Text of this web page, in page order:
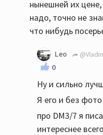
нынешней их
надо, точно не
что нибудь
Leo
0
Ну и сильно
Я его и без
про DM3/7 я
интереснее